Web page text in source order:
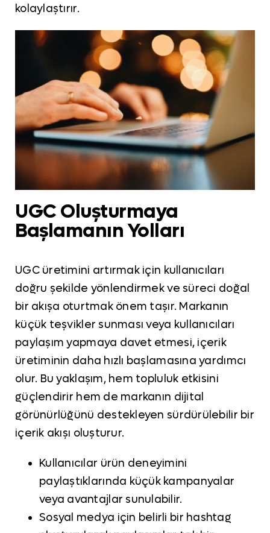
kolaylaştırır.
UGC Oluşturmaya
Başlamanın Yolları
UGC üretimini artırmak için kullanıcıları
doğru şekilde yönlendirmek ve süreci doğal
bir akışa oturtmak önem taşır. Markanın
küçük teşvikler sunması veya kullanıcıları
paylaşım yapmaya davet etmesi, içerik
üretiminin daha hızlı başlamasına yardımcı
olur. Bu yaklaşım, hem topluluk etkisini
güçlendirir hem de markanın dijital
görünürlüğünü destekleyen sürdürülebilir bir
içerik akışı oluşturur.
Kullanıcılar ürün deneyimini
paylaştıklarında küçük kampanyalar
veya avantajlar sunulabilir.
Sosyal medya için belirli bir hashtag